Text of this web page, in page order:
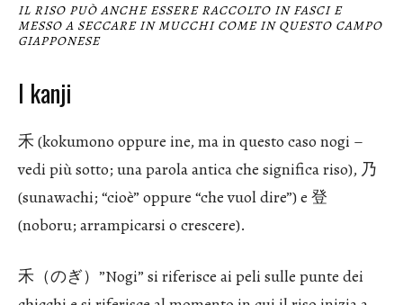
IL RISO PUÒ ANCHE ESSERE RACCOLTO IN FASCI E
MESSO A SECCARE IN MUCCHI COME IN QUESTO CAMPO
GIAPPONESE
I kanji
禾 (kokumono oppure ine, ma in questo caso nogi –
vedi più sotto; una parola antica che significa riso), 乃
(sunawachi; “cioè” oppure “che vuol dire”) e 登
(noboru; arrampicarsi o crescere).
禾（のぎ）”Nogi” si riferisce ai peli sulle punte dei